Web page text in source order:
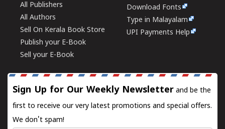
All Publishers
All Authors
Sell On Kerala Book Store
Publish your E-Book
Sell your E-Book
Download Fonts
Type in Malayalam
UPI Payments Help
Sign Up for Our Weekly Newsletter and be the
first to receive our very latest promotions and special offers.
We don't spam!